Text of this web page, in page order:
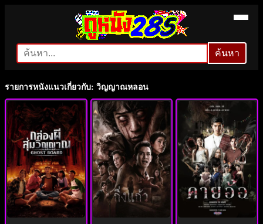
ค้นหา
ค้นหา
รายการหนังแนวเกี่ยวกับ: วิญญาณหลอน